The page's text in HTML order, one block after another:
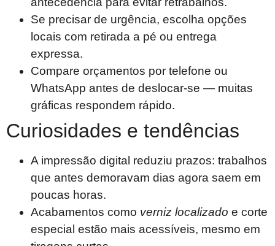
Se precisar de urgência, escolha opções
locais com retirada a pé ou entrega
expressa.
Compare orçamentos por telefone ou
WhatsApp antes de deslocar-se — muitas
gráficas respondem rápido.
Curiosidades e tendências
A impressão digital reduziu prazos: trabalhos
que antes demoravam dias agora saem em
poucas horas.
Acabamentos como verniz localizado e corte
especial estão mais acessíveis, mesmo em